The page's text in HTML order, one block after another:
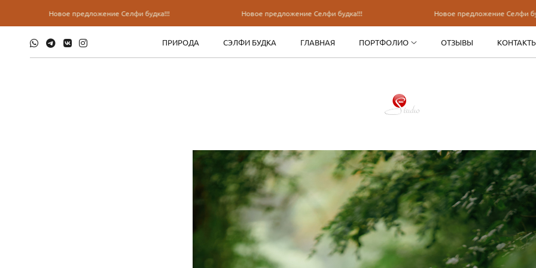
ПРИРОДА СЭЛФИ БУДКА ГЛАВНАЯ ПОРТФОЛИО ОТЗЫВЫ
Новое предложение Селфи будка!!! Новое предложение Селфи будка!!! Новое предложение Селфи будка!!!